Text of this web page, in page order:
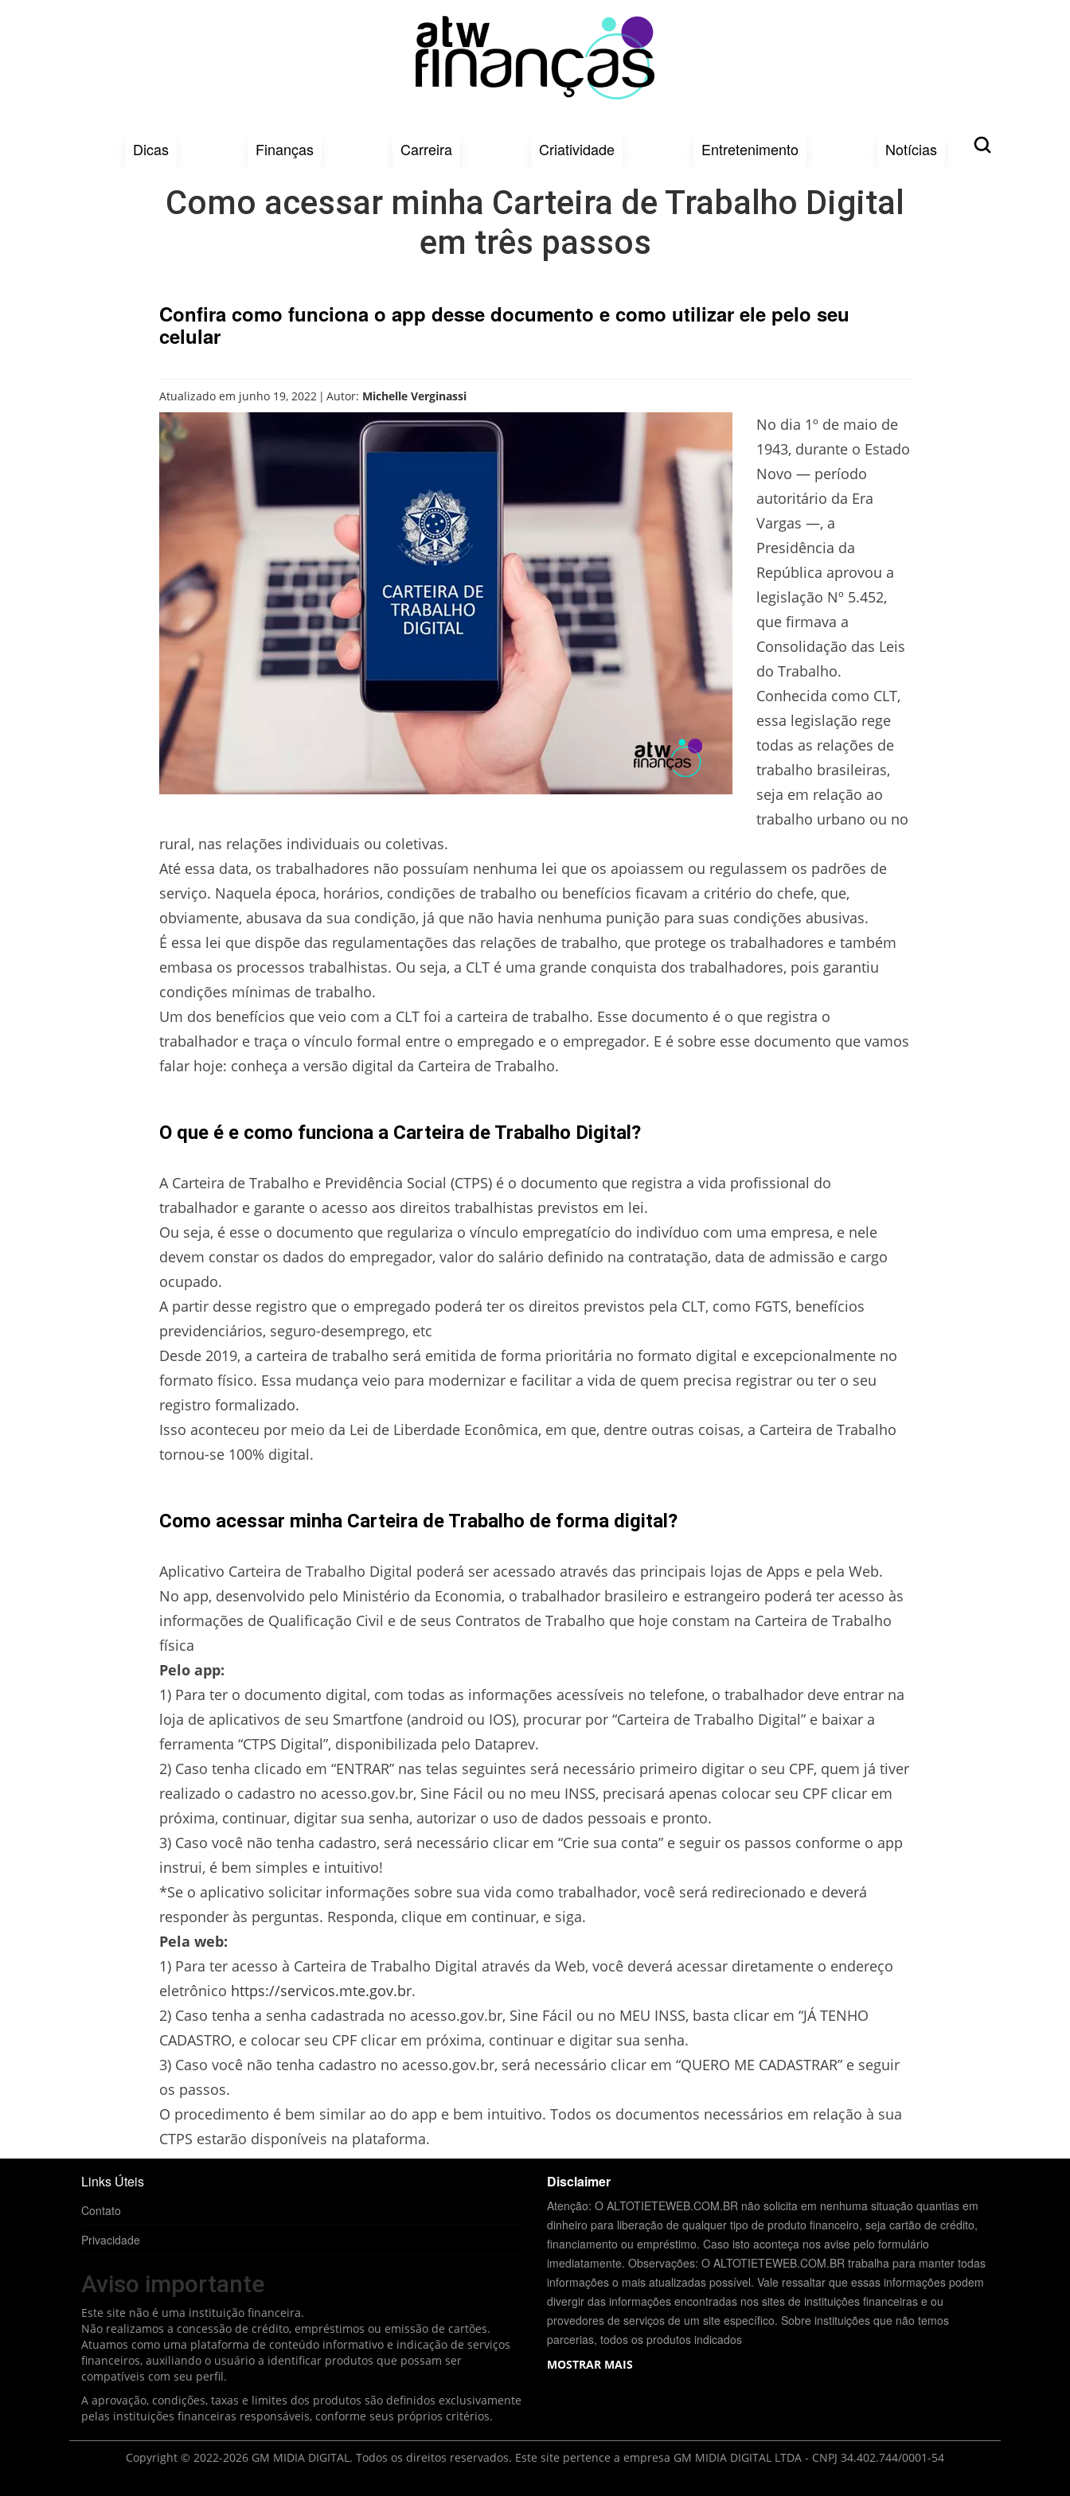
Dicas Finanças Carreira Criatividade Entretenimento Notícias
Como acessar minha Carteira de Trabalho Digital
em três passos
Confira como funciona o app desse documento e como utilizar ele pelo seu
celular
Atualizado em junho 19, 2022 | Autor: Michelle Verginassi
No dia 1º de maio de
1943, durante o Estado
Novo — período
autoritário da Era
Vargas —, a
Presidência da
República aprovou a
legislação Nº 5.452,
que firmava a
Consolidação das Leis
do Trabalho.
Conhecida como CLT,
essa legislação rege
todas as relações de
trabalho brasileiras,
seja em relação ao
trabalho urbano ou no
rural, nas relações individuais ou coletivas.
Até essa data, os trabalhadores não possuíam nenhuma lei que os apoiassem ou regulassem os padrões de
serviço. Naquela época, horários, condições de trabalho ou benefícios ficavam a critério do chefe, que,
obviamente, abusava da sua condição, já que não havia nenhuma punição para suas condições abusivas.
É essa lei que dispõe das regulamentações das relações de trabalho, que protege os trabalhadores e também
embasa os processos trabalhistas. Ou seja, a CLT é uma grande conquista dos trabalhadores, pois garantiu
condições mínimas de trabalho.
Um dos benefícios que veio com a CLT foi a carteira de trabalho. Esse documento é o que registra o
trabalhador e traça o vínculo formal entre o empregado e o empregador. E é sobre esse documento que vamos
falar hoje: conheça a versão digital da Carteira de Trabalho.
O que é e como funciona a Carteira de Trabalho Digital?
A Carteira de Trabalho e Previdência Social (CTPS) é o documento que registra a vida profissional do
trabalhador e garante o acesso aos direitos trabalhistas previstos em lei.
Ou seja, é esse o documento que regulariza o vínculo empregatício do indivíduo com uma empresa, e nele
devem constar os dados do empregador, valor do salário definido na contratação, data de admissão e cargo
ocupado.
A partir desse registro que o empregado poderá ter os direitos previstos pela CLT, como FGTS, benefícios
previdenciários, seguro-desemprego, etc
Desde 2019, a carteira de trabalho será emitida de forma prioritária no formato digital e excepcionalmente no
formato físico. Essa mudança veio para modernizar e facilitar a vida de quem precisa registrar ou ter o seu
registro formalizado.
Isso aconteceu por meio da Lei de Liberdade Econômica, em que, dentre outras coisas, a Carteira de Trabalho
tornou-se 100% digital.
Como acessar minha Carteira de Trabalho de forma digital?
Aplicativo Carteira de Trabalho Digital poderá ser acessado através das principais lojas de Apps e pela Web.
No app, desenvolvido pelo Ministério da Economia, o trabalhador brasileiro e estrangeiro poderá ter acesso às
informações de Qualificação Civil e de seus Contratos de Trabalho que hoje constam na Carteira de Trabalho
física
Pelo app:
1) Para ter o documento digital, com todas as informações acessíveis no telefone, o trabalhador deve entrar na
loja de aplicativos de seu Smartfone (android ou IOS), procurar por “Carteira de Trabalho Digital” e baixar a
ferramenta “CTPS Digital”, disponibilizada pelo Dataprev.
2) Caso tenha clicado em “ENTRAR” nas telas seguintes será necessário primeiro digitar o seu CPF, quem já tiver
realizado o cadastro no acesso.gov.br, Sine Fácil ou no meu INSS, precisará apenas colocar seu CPF clicar em
próxima, continuar, digitar sua senha, autorizar o uso de dados pessoais e pronto.
3) Caso você não tenha cadastro, será necessário clicar em “Crie sua conta” e seguir os passos conforme o app
instrui, é bem simples e intuitivo!
*Se o aplicativo solicitar informações sobre sua vida como trabalhador, você será redirecionado e deverá
responder às perguntas. Responda, clique em continuar, e siga.
Pela web:
1) Para ter acesso à Carteira de Trabalho Digital através da Web, você deverá acessar diretamente o endereço
eletrônico https://servicos.mte.gov.br.
2) Caso tenha a senha cadastrada no acesso.gov.br, Sine Fácil ou no MEU INSS, basta clicar em “JÁ TENHO
CADASTRO, e colocar seu CPF clicar em próxima, continuar e digitar sua senha.
3) Caso você não tenha cadastro no acesso.gov.br, será necessário clicar em “QUERO ME CADASTRAR” e seguir
os passos.
O procedimento é bem similar ao do app e bem intuitivo. Todos os documentos necessários em relação à sua
CTPS estarão disponíveis na plataforma.
Links Úteis
Contato
Privacidade
Aviso importante
Este site não é uma instituição financeira.
Não realizamos a concessão de crédito, empréstimos ou emissão de cartões.
Atuamos como uma plataforma de conteúdo informativo e indicação de serviços
financeiros, auxiliando o usuário a identificar produtos que possam ser
compatíveis com seu perfil.
A aprovação, condições, taxas e limites dos produtos são definidos exclusivamente
pelas instituições financeiras responsáveis, conforme seus próprios critérios.
Disclaimer
Atenção: O ALTOTIETEWEB.COM.BR não solicita em nenhuma situação quantias em
dinheiro para liberação de qualquer tipo de produto financeiro, seja cartão de crédito,
financiamento ou empréstimo. Caso isto aconteça nos avise pelo formulário
imediatamente. Observações: O ALTOTIETEWEB.COM.BR trabalha para manter todas
informações o mais atualizadas possível. Vale ressaltar que essas informações podem
divergir das informações encontradas nos sites de instituições financeiras e ou
provedores de serviços de um site específico. Sobre instituições que não temos
parcerias, todos os produtos indicados
MOSTRAR MAIS
Copyright © 2022-2026 GM MIDIA DIGITAL. Todos os direitos reservados. Este site pertence a empresa GM MIDIA DIGITAL LTDA - CNPJ 34.402.744/0001-54